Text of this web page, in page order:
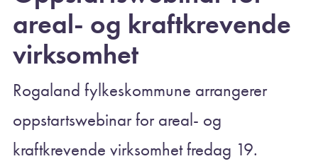
areal- og kraftkrevende
virksomhet
Rogaland fylkeskommune arrangerer
oppstartswebinar for areal- og
kraftkrevende virksomhet fredag 19.